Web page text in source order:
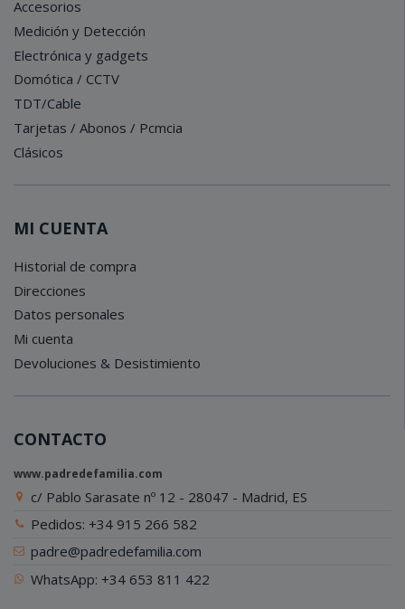
Accesorios
Medición y Detección
Electrónica y gadgets
Domótica / CCTV
TDT/Cable
Tarjetas / Abonos / Pcmcia
Clásicos
MI CUENTA
Historial de compra
Direcciones
Datos personales
Mi cuenta
Devoluciones & Desistimiento
CONTACTO
www.padredefamilia.com
c/ Pablo Sarasate nº 12 - 28047 - Madrid, ES
Pedidos: +34 915 266 582
padre@padredefamilia.com
WhatsApp: +34 653 811 422